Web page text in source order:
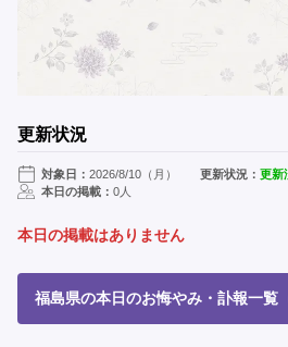
更新状況
対象日： 2026/8/10（月） 更新状況：更新
本日の掲載： 0人
本日の掲載はありません
福島県の本日のお悔やみ・訃報一覧